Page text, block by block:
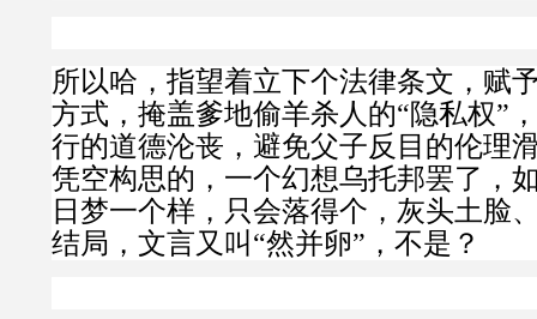
所以哈，指望着立下个法律条文，赋
方式，掩盖爹地偷羊杀人的“隐私权”
行的道德沦丧，避免父子反目的伦理
凭空构思的，一个幻想乌托邦罢了，
日梦一个样，只会落得个，灰头土脸
结局，文言又叫“然并卵”，不是？